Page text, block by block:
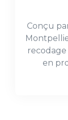
Conçu
en